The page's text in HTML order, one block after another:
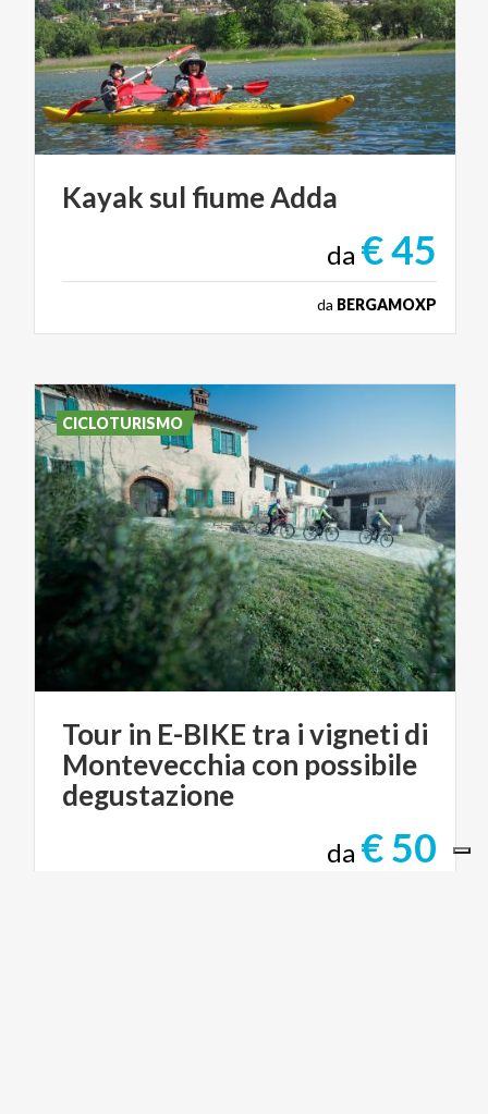
Kayak sul fiumeAdda
da € 45
da BERGAMOXP
Tour in E-BIKE tra i vigneti di
Montevecchia con possibile
degustazione
da € 50
CICLOTURISMO